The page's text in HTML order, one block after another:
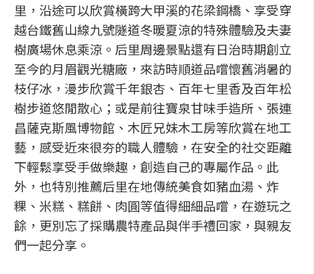
里，沿途可以欣賞橫跨大甲溪的花梁鋼橋、享受穿
越台鐵舊山線九號隧道冬暖夏涼的特殊體驗及夫妻
樹廣場休息乘涼。后里周邊景點還有日治時期創立
至今的月眉觀光糖廠，來訪時順道品嚐懷舊消暑的
枝仔冰，漫步欣賞千年銀杏、百年七里香及百年松
樹步道悠閒散心；或是前往寶泉甘味手造所、張連
昌薩克斯風博物館、木匠兄妹木工房等欣賞在地工
藝，感受近來很夯的職人體驗，在安全的社交距離
下輕鬆享受手做樂趣，創造自己的專屬作品。此
外，也特別推薦后里在地傳統美食如豬血湯、炸
粿、米糕、糕餅、肉圓等值得細細品嚐，在遊玩之
餘，更別忘了採購農特產品與伴手禮回家，與親友
們一起分享。